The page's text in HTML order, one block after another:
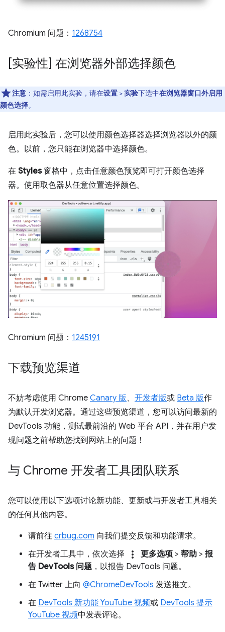
Chromium 问题： 1268754
[实验性] 在浏览器外部选择颜色
注意 ：如需启用此实验，请在设置 >实验下选中在浏览器窗口外启用
颜色选择。
启用此实验后，您可以使用颜色选择器选择浏览器以外的颜
色。以前，您只能在浏览器中选择颜色。
在 Styles窗格中，点击任意颜色预览即可打开颜色选择
器。使用取色器从任意位置选择颜色。
Chromium 问题： 1245191
下载预览渠道
不妨考虑使用 Chrome Canary 版 、 开发者版或 Beta 版作
为默认开发浏览器。通过这些预览渠道，您可以访问最新的
DevTools 功能，测试最前沿的 Web 平台 API，并在用户发
现问题之前帮助您找到网站上的问题！
与 Chrome 开发者工具团队联系
您可以使用以下选项讨论新功能、更新或与开发者工具相关
的任何其他内容。
请前往 crbug.com 向我们提交反馈和功能请求。
在开发者工具中，依次选择
more_vert 更多选项 > 帮助 > 报
告 DevTools 问题 ，以报告 DevTools 问题。
在 Twitter 上向 @ChromeDevTools 发送推文。
在 DevTools 新功能 YouTube 视频或 DevTools 提示
YouTube 视频中发表评论。